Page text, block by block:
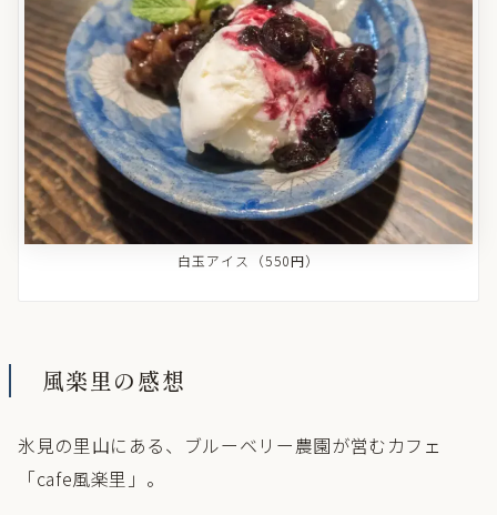
白玉アイス（550円）
風楽里の感想
氷見の里山にある、ブルーベリー農園が営むカフェ
「cafe風楽里」。